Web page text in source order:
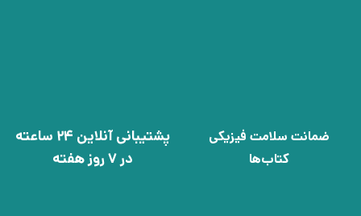
ضمانت سلامت فیزیکی
کتاب‌ها
پشتیبانی آنلاین 24 ساعته
در 7 روز هفته